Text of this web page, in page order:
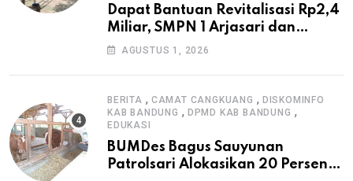
Dapat Bantuan Revitalisasi Rp2,4
Miliar, SMPN 1 Arjasari dan
Masyarakat Sambut Antusias
AGUSTUS 1, 2026
BERITA , CAMAT CANGKUANG , DISKOMINFO
KAB BANDUNG , DPMD KAB BANDUNG ,
EDUKASI
BUMDes Bagus Sauyunan
Patrolsari Alokasikan 20 Persen